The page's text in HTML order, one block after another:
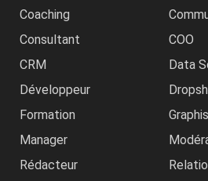
Coaching
Consultant
COO
CRM
Data
Développeur
Formation
Manager
Rédacteur